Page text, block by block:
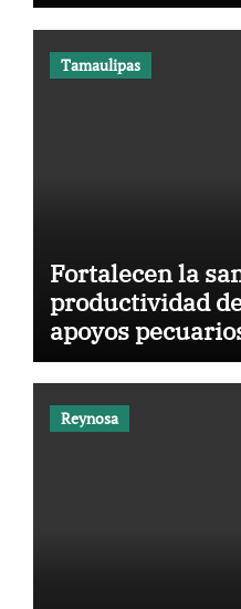
Tamaulipas
Fortalecen la
productividad
apoyos
Reynosa